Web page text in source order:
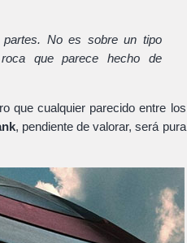
No es sobre un tipo
que parece hecho de
que cualquier parecido entre los
, pendiente de valorar, será pura